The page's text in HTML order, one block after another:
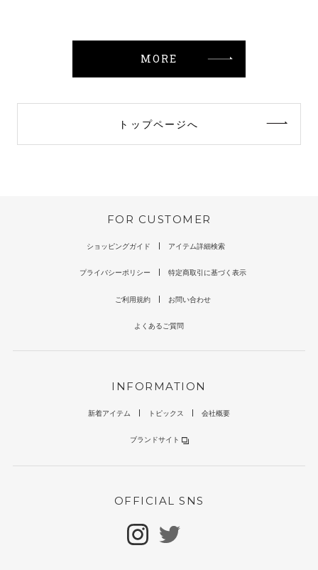
MORE
トップページへ
FOR CUSTOMER
ショッピングガイド アイテム詳細検索
プライバシーポリシー 特定商取引に基づく表示
ご利用規約 お問い合わせ
よくあるご質問
INFORMATION
新着アイテム トピックス 会社概要
ブランドサイト
OFFICIAL SNS